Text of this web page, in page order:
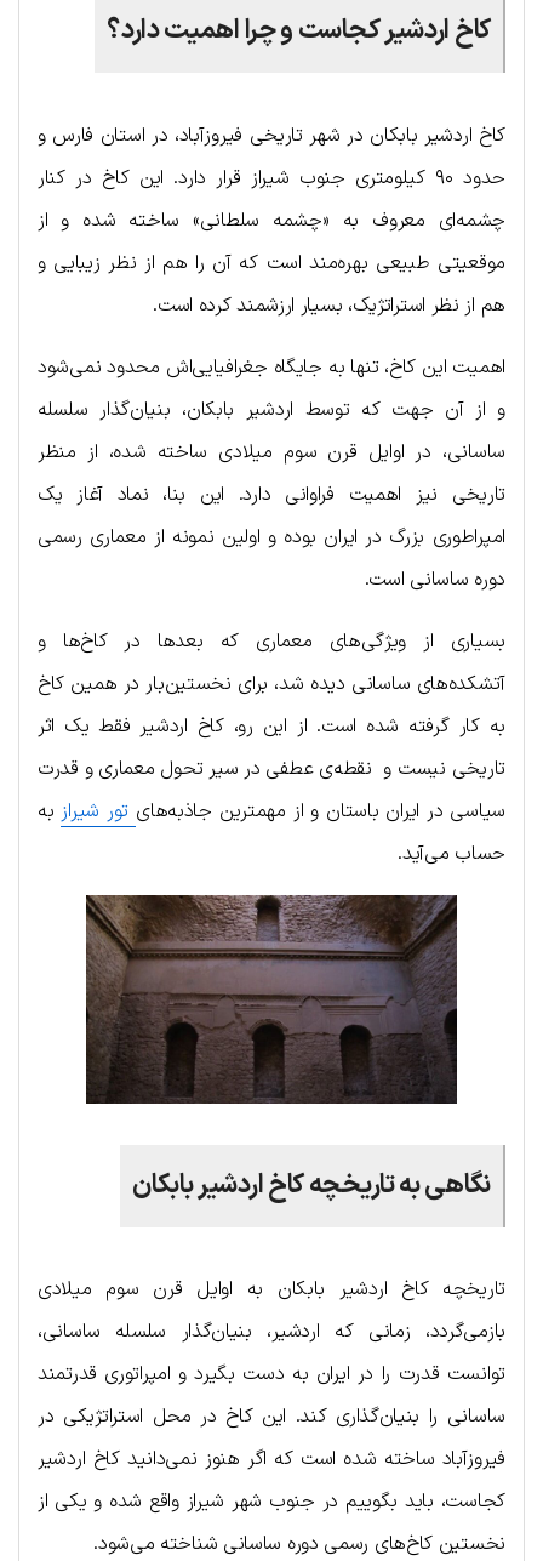
کاخ اردشیر کجاست و چرا اهمیت دارد؟
کاخ اردشیر بابکان در شهر تاریخی فیروزآباد، در استان فارس و
حدود ۹۰ کیلومتری جنوب شیراز قرار دارد. این کاخ در کنار
چشمه‌ای معروف به «چشمه سلطانی» ساخته شده و از
موقعیتی طبیعی بهره‌مند است که آن را هم از نظر زیبایی و
هم از نظر استراتژیک، بسیار ارزشمند کرده است.
اهمیت این کاخ، تنها به جایگاه جغرافیایی‌اش محدود نمی‌شود
و از آن جهت که توسط اردشیر بابکان، بنیان‌گذار سلسله
ساسانی، در اوایل قرن سوم میلادی ساخته شده، از منظر
تاریخی نیز اهمیت فراوانی دارد. این بنا، نماد آغاز یک
امپراطوری بزرگ در ایران بوده و اولین نمونه از معماری رسمی
دوره ساسانی است.
بسیاری از ویژگی‌های معماری که بعدها در کاخ‌ها و
آتشکده‌های ساسانی دیده شد، برای نخستین‌بار در همین کاخ
به کار گرفته شده است. از این رو، کاخ اردشیر فقط یک اثر
تاریخی نیست و نقطه‌ی عطفی در سیر تحول معماری و قدرت
سیاسی در ایران باستان و از مهمترین جاذبه‌های تور شیراز به
حساب می‌آید.
نگاهی به تاریخچه کاخ اردشیر بابکان
تاریخچه کاخ اردشیر بابکان به اوایل قرن سوم میلادی
بازمی‌گردد، زمانی که اردشیر، بنیان‌گذار سلسله ساسانی،
توانست قدرت را در ایران به دست بگیرد و امپراتوری قدرتمند
ساسانی را بنیان‌گذاری کند. این کاخ در محل استراتژیکی در
فیروزآباد ساخته شده است که اگر هنوز نمی‌دانید کاخ اردشیر
کجاست، باید بگوییم در جنوب شهر شیراز واقع شده و یکی از
نخستین کاخ‌های رسمی دوره ساسانی شناخته می‌شود.